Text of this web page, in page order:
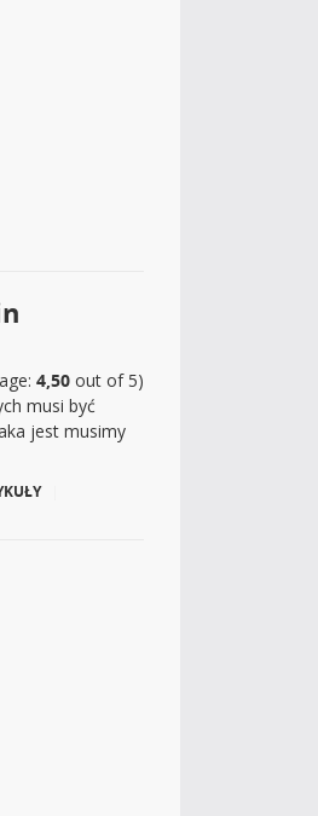
4,50 out of 5)
musi być
jest musimy